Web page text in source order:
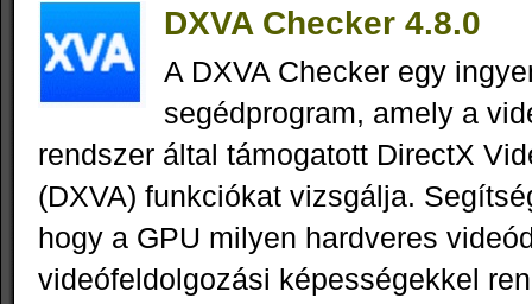
DXVA Checker 4.8.0
A DXVA Checker egy
segédprogram, amely a
rendszer által támogatott DirectX
(DXVA) funkciókat vizsgálja.
hogy a GPU milyen hardveres
videófeldolgozási képességekkel